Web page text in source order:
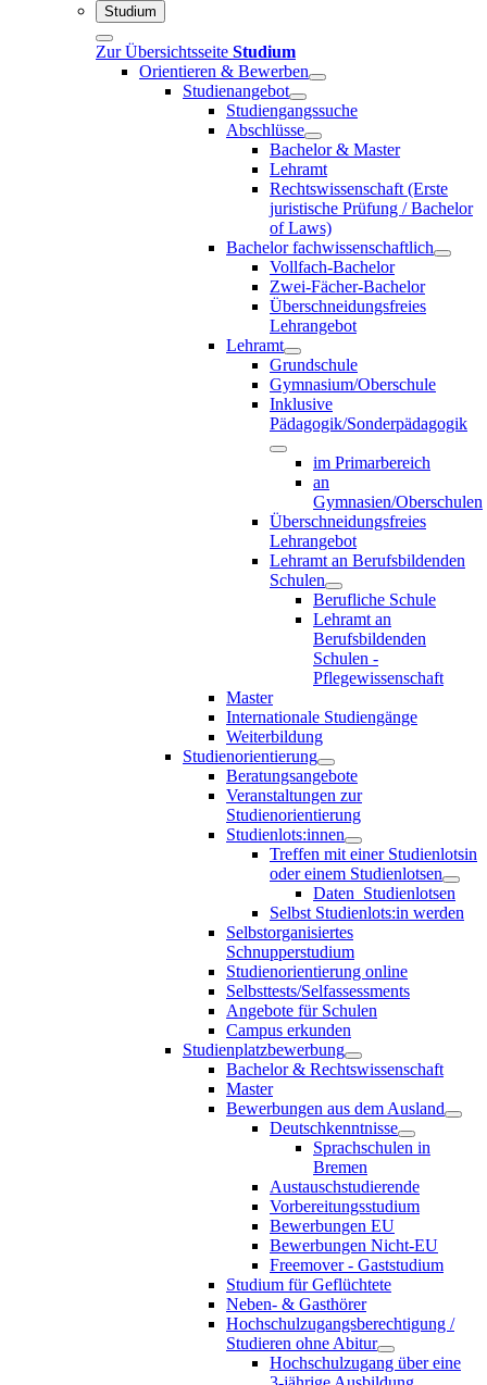
Studium
Zur Übersichtsseite Studium
Orientieren & Bewerben
Studienangebot
Studiengangssuche
Abschlüsse
Bachelor & Master
Lehramt
Rechtswissenschaft (Erste
juristische Prüfung / Bachelor
of Laws)
Bachelor fachwissenschaftlich
Vollfach-Bachelor
Zwei-Fächer-Bachelor
Überschneidungsfreies
Lehrangebot
Lehramt
Grundschule
Gymnasium/Oberschule
Inklusive
Pädagogik/Sonderpädagogik
im Primarbereich
an
Gymnasien/Oberschulen
Überschneidungsfreies
Lehrangebot
Lehramt an Berufsbildenden
Schulen
Berufliche Schule
Lehramt an
Berufsbildenden
Schulen -
Pflegewissenschaft
Master
Internationale Studiengänge
Weiterbildung
Studienorientierung
Beratungsangebote
Veranstaltungen zur
Studienorientierung
Studienlots:innen
Treffen mit einer Studienlotsin
oder einem Studienlotsen
Daten_Studienlotsen
Selbst Studienlots:in werden
Selbstorganisiertes
Schnupperstudium
Studienorientierung online
Selbsttests/Selfassessments
Angebote für Schulen
Campus erkunden
Studienplatzbewerbung
Bachelor & Rechtswissenschaft
Master
Bewerbungen aus dem Ausland
Deutschkenntnisse
Sprachschulen in
Bremen
Austauschstudierende
Vorbereitungsstudium
Bewerbungen EU
Bewerbungen Nicht-EU
Freemover - Gaststudium
Studium für Geflüchtete
Neben- & Gasthörer
Hochschulzugangsberechtigung /
Studieren ohne Abitur
Hochschulzugang über eine